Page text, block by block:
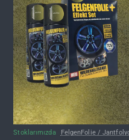
Stoklarımızda FelgenFolie /